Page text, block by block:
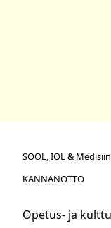
SOOL, IOL &
KANNANOTTO
Opetus- ja